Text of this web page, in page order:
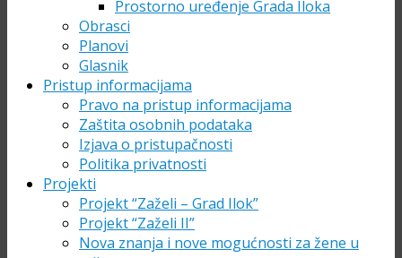
Prostorno uređenje Grada Iloka
Obrasci
Planovi
Glasnik
Pristup informacijama
Pravo na pristup informacijama
Zaštita osobnih podataka
Izjava o pristupačnosti
Politika privatnosti
Projekti
Projekt “Zaželi – Grad Ilok”
Projekt “Zaželi II”
Nova znanja i nove mogućnosti za žene u